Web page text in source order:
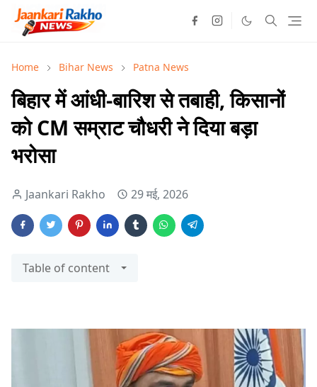
Home Bihar News Patna News
बिहार में आंधी-बारिश से तबाही, किसानों
को CM सम्राट चौधरी ने दिया बड़ा
भरोसा
Jaankari Rakho 29 मई, 2026
Table of content